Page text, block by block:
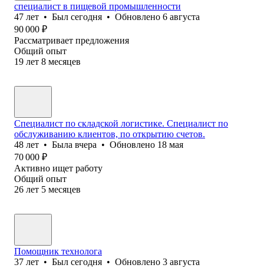
специалист в пищевой промышленности
47 лет • Был сегодня • Обновлено 6 августа
90 000 ₽
Рассматривает предложения
Общий опыт
19 лет 8 месяцев
Специалист по складской логистике. Специалист по
обслуживанию клиентов, по открытию счетов.
48 лет • Была вчера • Обновлено 18 мая
70 000 ₽
Активно ищет работу
Общий опыт
26 лет 5 месяцев
Помощник технолога
37 лет • Был сегодня • Обновлено 3 августа